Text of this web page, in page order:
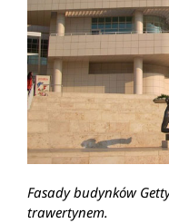
Fasady budynków
trawertynem.